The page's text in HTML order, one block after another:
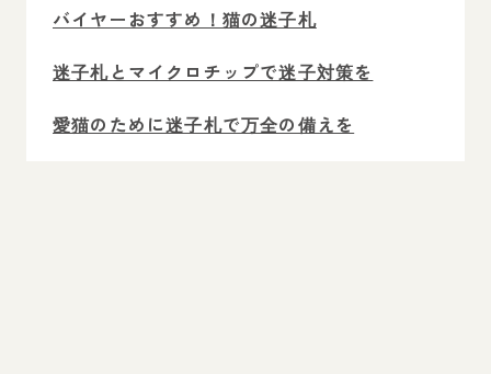
バイヤーおすすめ！猫の迷子札
迷子札とマイクロチップで迷子対策を
愛猫のために迷子札で万全の備えを